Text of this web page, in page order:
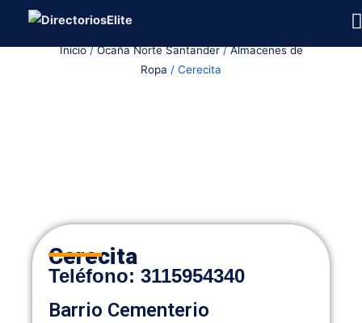
Inicio/Ocaña Norte Santander/Almacenes de
Ropa / Cerecita
Cerecita
Teléfono: 3115954340
Barrio Cementerio